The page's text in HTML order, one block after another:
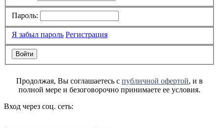
Пароль:
Я забыл пароль Регистрация
Продолжая, Вы соглашаетесь с публичной офертой, и в
полной мере и безоговорочно принимаете ее условия.
Вход через соц. сеть: